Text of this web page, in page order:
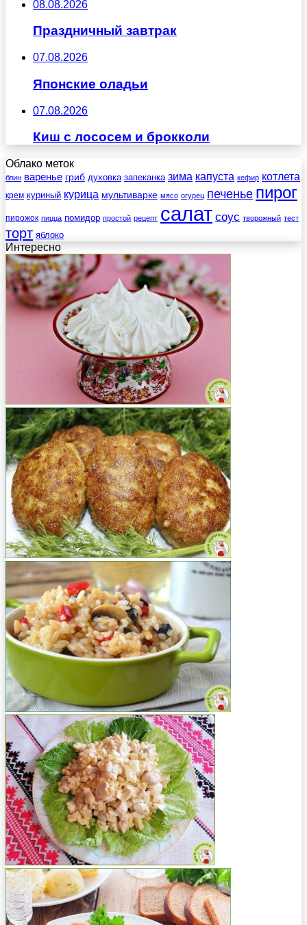
08.08.2026
Праздничный завтрак
07.08.2026
Японские оладьи
07.08.2026
Киш с лососем и брокколи
Облако меток
блин варенье гриб духовка запеканка зима капуста кефир котлета
крем куриный курица мультиварке мясо огурец печенье пирог
пирожок пицца помидор простой рецепт салат соус творожный тест
торт яблоко
Интересно